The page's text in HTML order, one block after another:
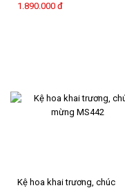
1.890.000 đ
Kệ hoa khai trương, chúc